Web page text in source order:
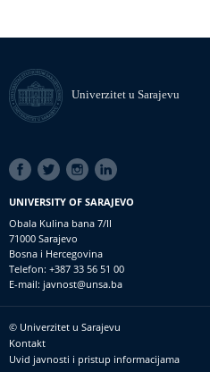
Univerzitet u Sarajevu
SOCIAL
LINKS
UNIVERSITY OF SARAJEVO
Obala Kulina bana 7/II
71000 Sarajevo
Bosna i Hercegovina
Telefon: +387 33 56 51 00
E-mail: javnost@unsa.ba
Footer
meni
© Univerzitet u Sarajevu
Kontakt
Uvid javnosti i pristup informacijama